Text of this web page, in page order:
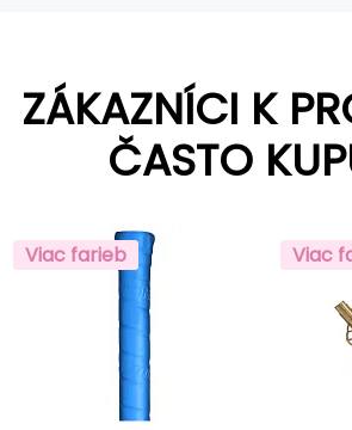
ZÁKAZNÍCI K
ČASTO
Viac farieb Viac